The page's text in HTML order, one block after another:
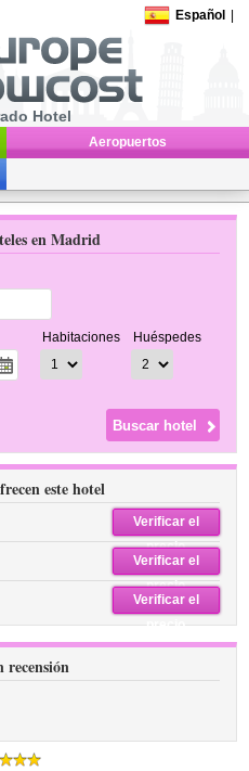
Español
Hotel
Aeropuertos
en Madrid
Habitaciones Huéspedes
este hotel
Verificar el
precio
Verificar el
precio
Verificar el
precio
recensión